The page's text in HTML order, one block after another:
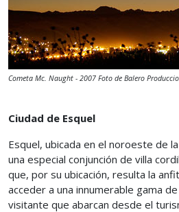
Cometa Mc. Naught - 2007 Foto de Balero
Ciudad de Esquel
Esquel, ubicada en el noroeste de
una especial conjunción de villa
que, por su ubicación, resulta la
acceder a una innumerable gama
visitante que abarcan desde el